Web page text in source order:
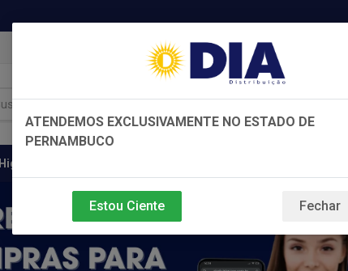
Higiene e Beleza
ATENDEMOS EXCLUSIVAMENTE NO ESTADO DE
PERNAMBUCO
Estou Ciente Fechar